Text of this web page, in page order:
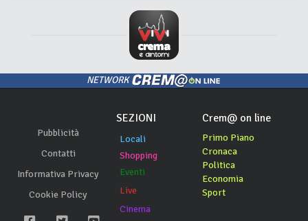
NETWORK
Pubblicità
Contatti
Informativa Privacy
Cookie Policy
SEZIONI
Locali
Shopping
Eventi
Live
Cinema
Crem@ on line
Primo Piano
Cronaca
Politica
Economia
Sport